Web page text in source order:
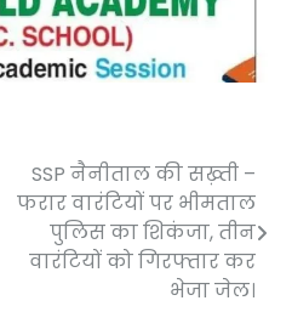
SSP नैनीताल की सख़्ती –
फरार वारंटियों पर भीमताल
पुलिस का शिकंजा, तीन
वारंटियों को गिरफ्तार कर
भेजा जेल।